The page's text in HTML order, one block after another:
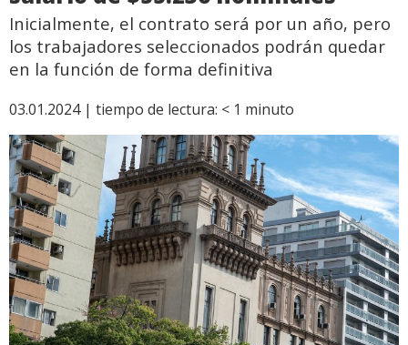
Inicialmente, el contrato será por un año, pero
los trabajadores seleccionados podrán quedar
en la función de forma definitiva
03.01.2024 | tiempo de lectura: < 1 minuto